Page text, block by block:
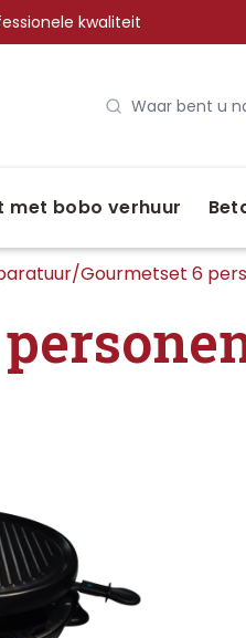
kwaliteit
met bobo verhuur
/Gourmetset 6